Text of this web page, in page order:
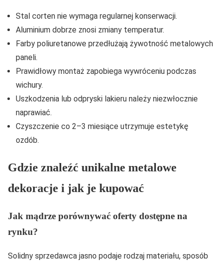
Stal corten nie wymaga regularnej konserwacji.
Aluminium dobrze znosi zmiany temperatur.
Farby poliuretanowe przedłużają żywotność metalowych
paneli.
Prawidłowy montaż zapobiega wywróceniu podczas
wichury.
Uszkodzenia lub odpryski lakieru należy niezwłocznie
naprawiać.
Czyszczenie co 2–3 miesiące utrzymuje estetykę
ozdób.
Gdzie znaleźć unikalne metalowe
dekoracje i jak je kupować
Jak mądrze porównywać oferty dostępne na
rynku?
Solidny sprzedawca jasno podaje rodzaj materiału, sposób